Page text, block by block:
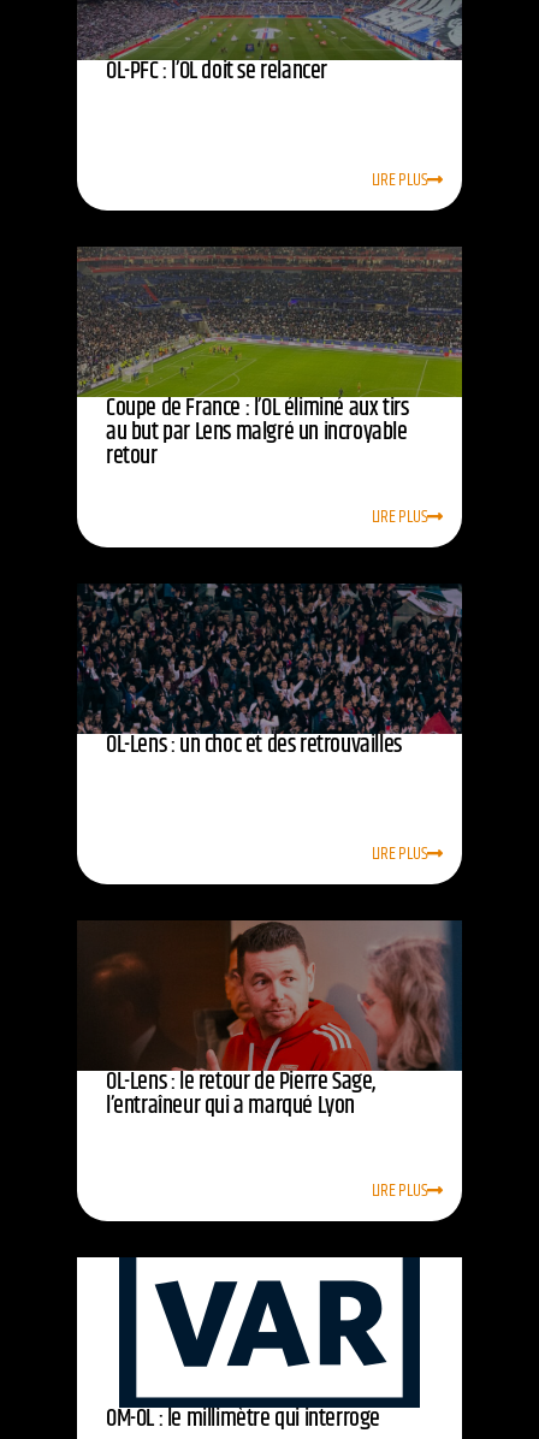
OL-PFC : l’OL doit se relancer
LIRE PLUS
Coupe de France : l’OL éliminé aux tirs
au but par Lens malgré un incroyable
retour
LIRE PLUS
OL-Lens : un choc et des retrouvailles
LIRE PLUS
OL-Lens : le retour de Pierre Sage,
l’entraîneur qui a marqué Lyon
LIRE PLUS
OM-OL : le millimètre qui interroge